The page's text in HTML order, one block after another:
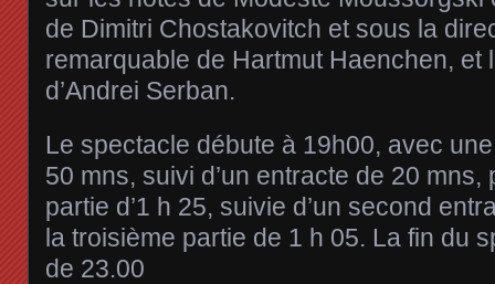
de Dimitri Chostakovitch et sous la
remarquable de Hartmut Haenchen, et
d’Andrei Serban.
Le spectacle débute à 19h00, avec
50 mns, suivi d’un entracte de 20
partie d’1 h 25, suivie d’un second
la troisième partie de 1 h 05. La fin du
de 23.00